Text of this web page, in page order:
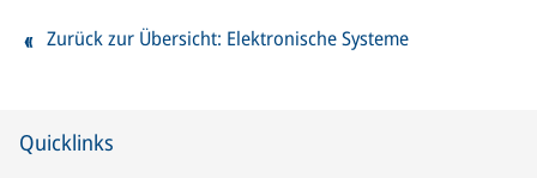
Zurück zur Übersicht: Elektronische Systeme
Quicklinks